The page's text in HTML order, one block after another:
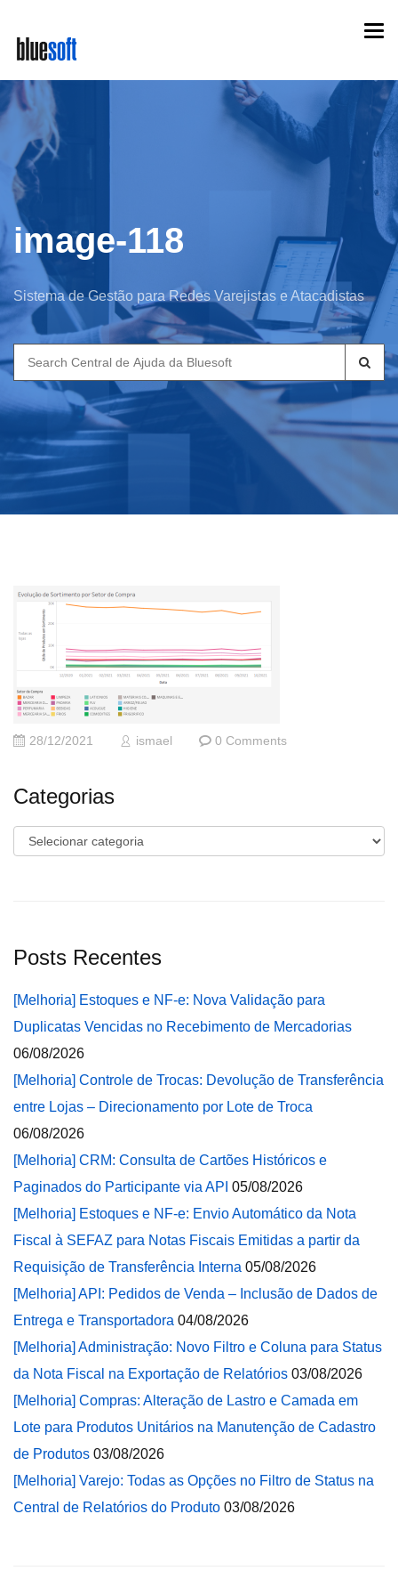
main
content
image-118
Sistema de Gestão para Redes Varejistas e Atacadistas
Search
for:
28/12/2021 ismael 0 Comments
Categorias
Categorias
Posts Recentes
[Melhoria] Estoques e NF-e: Nova Validação para
Duplicatas Vencidas no Recebimento de Mercadorias
06/08/2026
[Melhoria] Controle de Trocas: Devolução de Transferência
entre Lojas – Direcionamento por Lote de Troca
06/08/2026
[Melhoria] CRM: Consulta de Cartões Históricos e
Paginados do Participante via API 05/08/2026
[Melhoria] Estoques e NF-e: Envio Automático da Nota
Fiscal à SEFAZ para Notas Fiscais Emitidas a partir da
Requisição de Transferência Interna 05/08/2026
[Melhoria] API: Pedidos de Venda – Inclusão de Dados de
Entrega e Transportadora 04/08/2026
[Melhoria] Administração: Novo Filtro e Coluna para Status
da Nota Fiscal na Exportação de Relatórios 03/08/2026
[Melhoria] Compras: Alteração de Lastro e Camada em
Lote para Produtos Unitários na Manutenção de Cadastro
de Produtos 03/08/2026
[Melhoria] Varejo: Todas as Opções no Filtro de Status na
Central de Relatórios do Produto 03/08/2026